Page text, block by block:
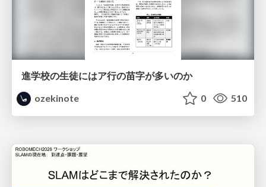
進学校の生徒にはア行の苗字が多いのか
ozekinote
0 510